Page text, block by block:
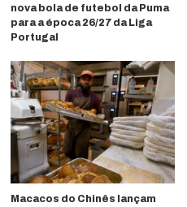
nova bola de futebol da Puma
para a época 26/27 da Liga
Portugal
Macacos do Chinês lançam